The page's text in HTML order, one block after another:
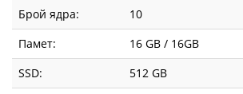
Брой ядра:
10
Памет:
16 GB / 16GB
SSD:
512 GB